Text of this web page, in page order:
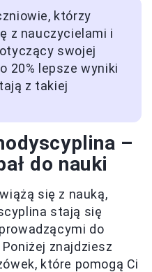
którzy
z nauczycielami i
swojej
20% lepsze wyniki
z takiej
–
do nauki
się z nauką,
stają się
do
znajdziesz
które pomogą Ci